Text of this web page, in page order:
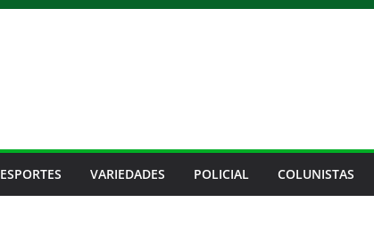
ESPORTES VARIEDADES POLICIAL COLUNISTAS